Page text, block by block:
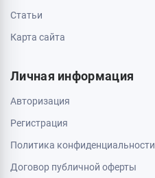
Статьи
Карта сайта
Личная информация
Авторизация
Регистрация
Политика конфиденциальности
Договор публичной оферты